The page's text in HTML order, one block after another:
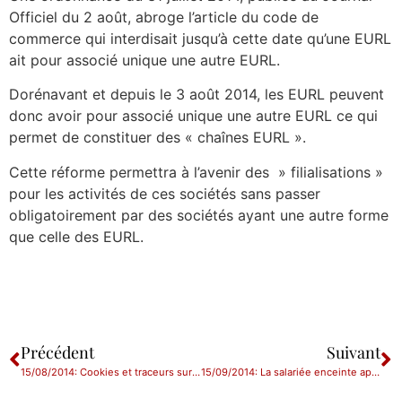
Officiel du 2 août, abroge l’article du code de
commerce qui interdisait jusqu’à cette date qu’une EURL
ait pour associé unique une autre EURL.
Dorénavant et depuis le 3 août 2014, les EURL peuvent
donc avoir pour associé unique une autre EURL ce qui
permet de constituer des « chaînes EURL ».
Cette réforme permettra à l’avenir des » filialisations »
pour les activités de ces sociétés sans passer
obligatoirement par des sociétés ayant une autre forme
que celle des EURL.
Précédent
15/08/2014: Cookies et traceurs sur internet : contrôles de la CNIL à partir d’octobre 2014
Suivant
15/09/2014: La salariée enceinte après son licenciement est protégée.